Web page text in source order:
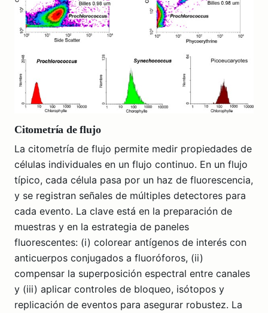
Citometría de flujo
La citometría de flujo permite medir propiedades de
células individuales en un flujo continuo. En un flujo
típico, cada célula pasa por un haz de fluorescencia,
y se registran señales de múltiples detectores para
cada evento. La clave está en la preparación de
muestras y en la estrategia de paneles
fluorescentes: (i) colorear antígenos de interés con
anticuerpos conjugados a fluoróforos, (ii)
compensar la superposición espectral entre canales
y (iii) aplicar controles de bloqueo, isótopos y
replicación de eventos para asegurar robustez. La